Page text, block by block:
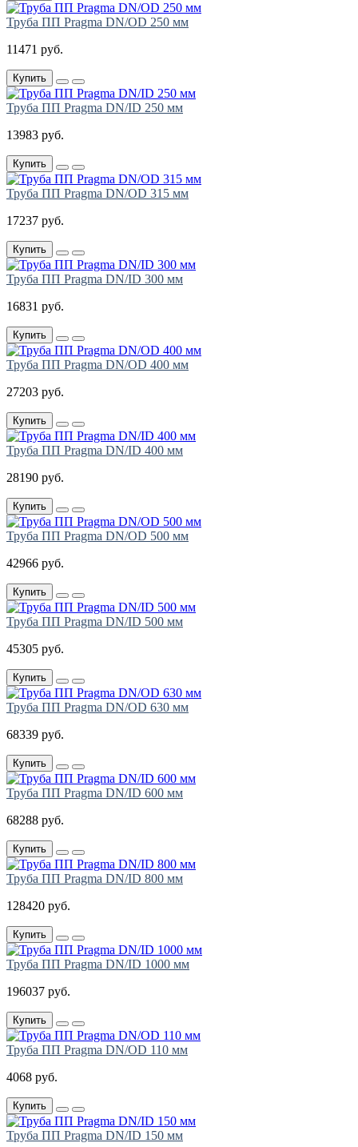
Труба ПП Pragma DN/OD 250 мм
11471 руб.
Купить
Труба ПП Pragma DN/ID 250 мм
13983 руб.
Купить
Труба ПП Pragma DN/OD 315 мм
17237 руб.
Купить
Труба ПП Pragma DN/ID 300 мм
16831 руб.
Купить
Труба ПП Pragma DN/OD 400 мм
27203 руб.
Купить
Труба ПП Pragma DN/ID 400 мм
28190 руб.
Купить
Труба ПП Pragma DN/OD 500 мм
42966 руб.
Купить
Труба ПП Pragma DN/ID 500 мм
45305 руб.
Купить
Труба ПП Pragma DN/OD 630 мм
68339 руб.
Купить
Труба ПП Pragma DN/ID 600 мм
68288 руб.
Купить
Труба ПП Pragma DN/ID 800 мм
128420 руб.
Купить
Труба ПП Pragma DN/ID 1000 мм
196037 руб.
Купить
Труба ПП Pragma DN/OD 110 мм
4068 руб.
Купить
Труба ПП Pragma DN/ID 150 мм